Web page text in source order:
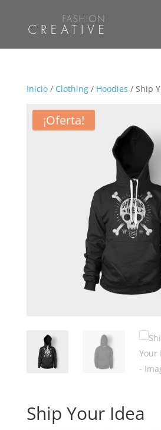
Inicio/ Clothing/ Hoodies / Ship
¡Oferta!
Ship Your Idea